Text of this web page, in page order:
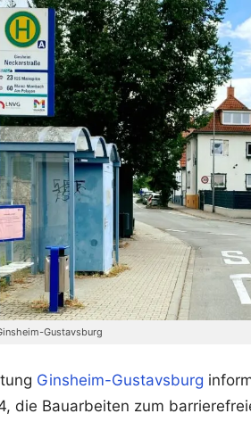
Gustavsburg
Ginsheim-Gustavsburg
die Bauarbeiten zum